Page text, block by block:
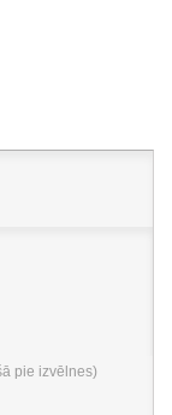
pie izvēlnes)